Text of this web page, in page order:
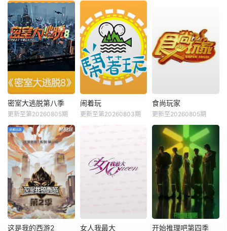
密室大逃脱第八季
更新至第20260805期
闹着玩
更新至第20260803期
食尚玩家
更新至20260805期
这是我的西游2 女人我最大 开始推理吧第四季